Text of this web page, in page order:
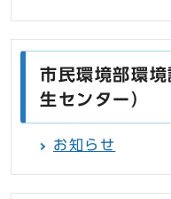
市民環境部環
生センター）
お知らせ